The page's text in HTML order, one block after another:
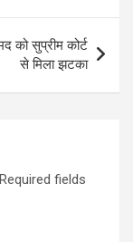
को सुप्रीम कोर्ट
से मिला झटका
Required fields